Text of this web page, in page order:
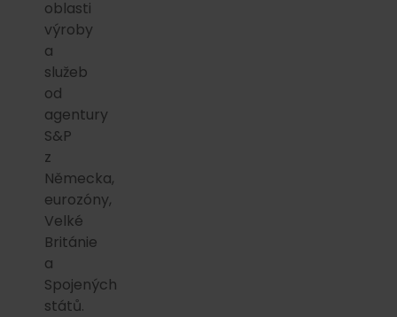
oblasti
výroby
a
služeb
od
agentury
S&P
z
Německa,
eurozóny,
Velké
Británie
a
Spojených
států.